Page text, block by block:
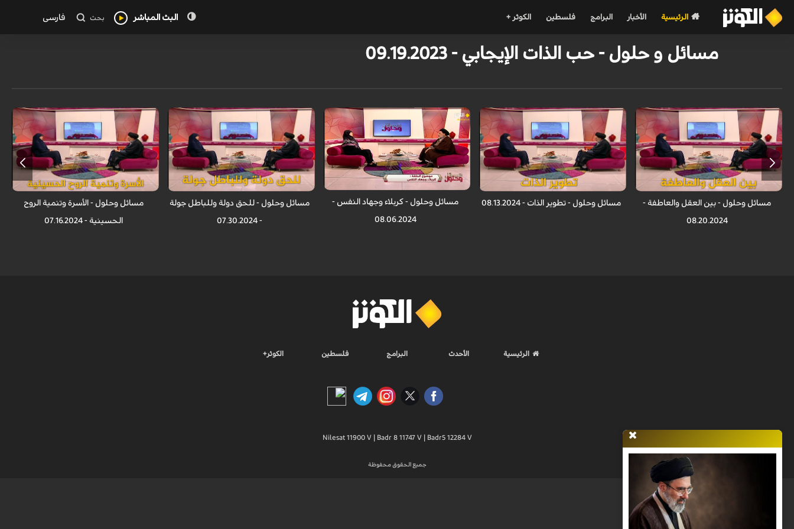
الرئيسية الأخبار البرامج فلسطين الكوثر + البث المباشر بحث فارسی
مسائل و حلول - حب الذات الإيجابي - 09.19.2023
مسائل وحلول - بين العقل والعاطفة -
08.20.2024
مسائل وحلول - تطوير الذات - 08.13.2024 مسائل وحلول - كربلاء وجهاد النفس -
08.06.2024
مسائل وحلول - للحق دولة وللباطل جولة
- 07.30.2024
مسائل وحلول - الأسرة وتنمية الروح
الحسينية - 07.16.2024
الرئيسية الأحدث البرامج فلسطين الكوثر+
Nilesat 11900 V | Badr 8 11747 V | Badr5 12284 V
جميع الحقوق محفوظة